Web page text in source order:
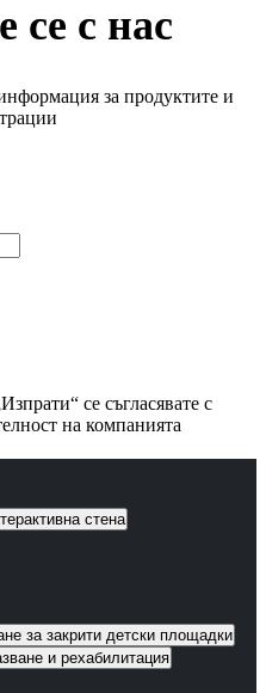
се с нас
за продуктите и
се съгласявате с
на компанията
стена
за закрити детски площадки
и рехабилитация